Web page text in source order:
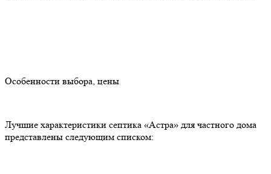
Особенности выбора, цены
Лучшие характеристики септика «Астра» для частного дома
представлены следующим списком: